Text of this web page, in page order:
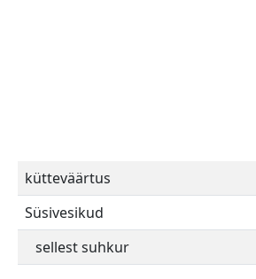
kütteväärtus
Süsivesikud
sellest suhkur